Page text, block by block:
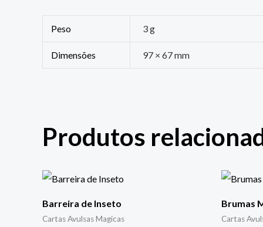
Peso 3 g
Dimensões 97 × 67 mm
Produtos
Barreira de Inseto
Cartas Avulsas Magicas
Brumas
Cartas